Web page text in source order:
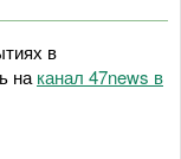
в
на канал 47news в